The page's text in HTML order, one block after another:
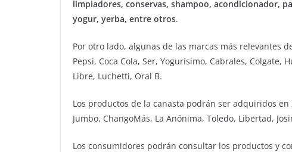
limpiadores, conservas, shampoo, acondicionador,
yogur, yerba, entre otros.
Por otro lado, algunas de las marcas más relevantes
Pepsi, Coca Cola, Ser, Yogurísimo, Cabrales, Colgate,
Libre, Luchetti, Oral B.
Los productos de la canasta podrán ser adquiridos
Jumbo, ChangoMás, La Anónima, Toledo, Libertad,
Los consumidores podrán consultar los productos y